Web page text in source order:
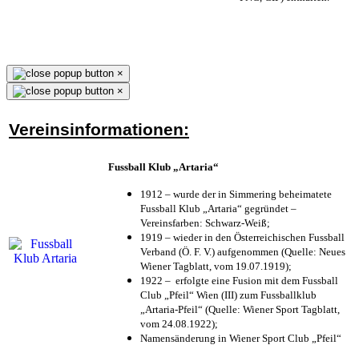
×
×
Vereinsinformationen:
Fussball Klub „Artaria“
1912 – wurde der in Simmering beheimatete
Fussball Klub „Artaria“ gegründet –
Vereinsfarben: Schwarz-Weiß;
1919 – wieder in den Österreichischen Fussball
Verband (Ö. F. V.) aufgenommen (Quelle: Neues
Wiener Tagblatt, vom 19.07.1919);
1922 – erfolgte eine Fusion mit dem Fussball
Club „Pfeil“ Wien (III) zum Fussballklub
„Artaria-Pfeil“ (Quelle: Wiener Sport Tagblatt,
vom 24.08.1922);
Namensänderung in Wiener Sport Club „Pfeil“